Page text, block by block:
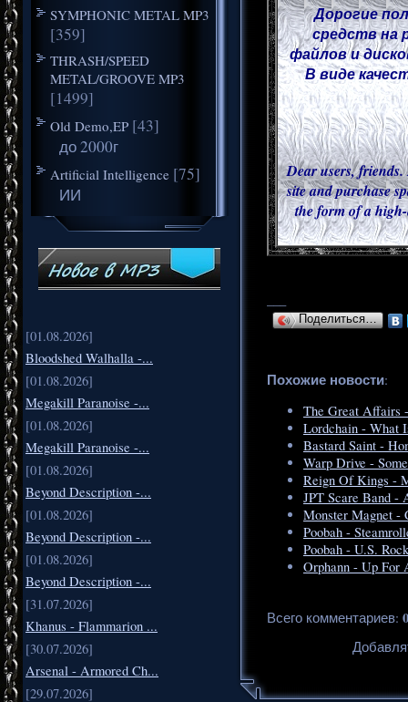
SYMPHONIC METAL MP3
[359]
THRASH/SPEED
METAL/GROOVE MP3
[1499]
Old Demo,EP [43]
до 2000г
Artificial Intelligence [75]
ИИ
[01.08.2026]
Bloodshed Walhalla -...
[01.08.2026]
Megakill Paranoise -...
[01.08.2026]
Megakill Paranoise -...
[01.08.2026]
Beyond Description -...
[01.08.2026]
Beyond Description -...
[01.08.2026]
Beyond Description -...
[31.07.2026]
Khanus - Flammarion ...
[30.07.2026]
Arsenal - Armored Ch...
[29.07.2026]
Дорогие
средств на
файлов и
В виде
Dear users,
site and purchase
the form of a
Поделиться…
Похожие новости:
The Great Affairs
Lordchain - What
Bastard Saint -
Warp Drive -
Reign Of Kings -
JPT Scare Band -
Monster Magnet -
Poobah -
Poobah - U.S.
Orphann - Up For
Всего комментариев: 0